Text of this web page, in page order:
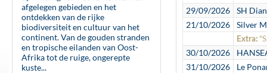
afgelegen gebieden en het
ontdekken van de rijke
biodiversiteit en cultuur van het
continent. Van de gouden stranden
en tropische eilanden van Oost-
Afrika tot de ruige, ongerepte
kuste...
29/09/2026
SH
21/10/2026
Silver
Extra:
30/10/2026
31/10/2026
Le